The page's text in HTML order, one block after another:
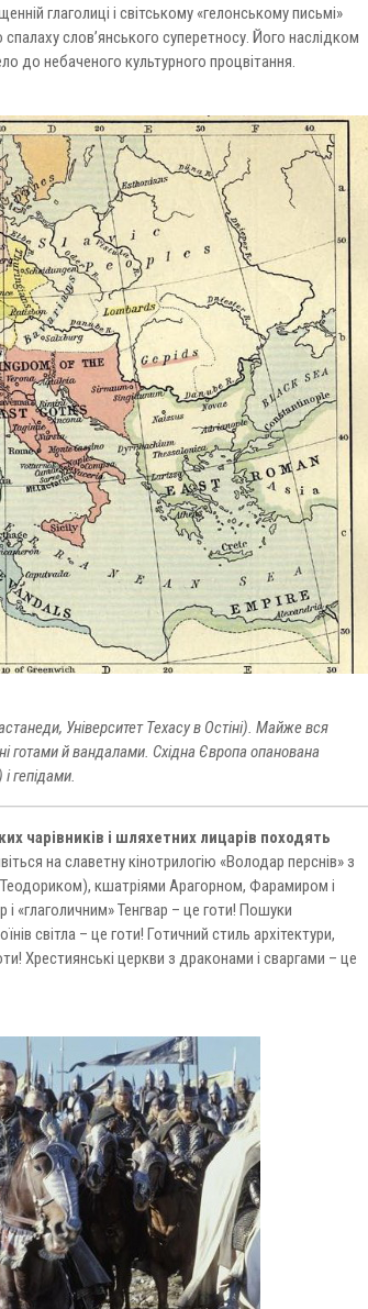
глаголиці і світському «гелонському письмі»
слов’янського суперетносу. Його наслідком
до небаченого культурного процвітання.
Університет Техасу в Остіні). Майже вся
готами й вандалами. Східна Європа опанована
гепідами.
чарівників і шляхетних лицарів походять
на славетну кінотрилогію «Володар перснів» з
кшатріями Арагорном, Фарамиром і
«глаголичним» Тенгвар – це готи! Пошуки
світла – це готи! Готичний стиль архітектури,
Хрестиянські церкви з драконами і сваргами – це